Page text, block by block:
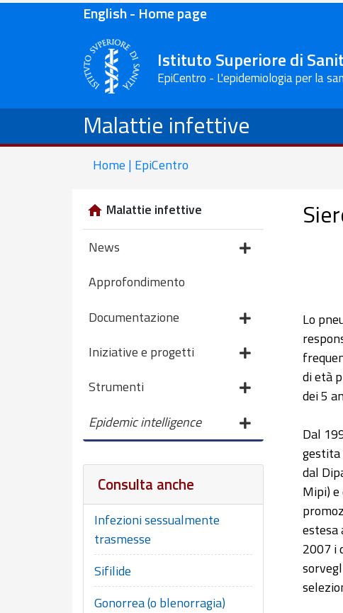
English - Home page
Istituto Superiore di
EpiCentro - L'epidemiologia per la
Malattie infettive
Home | EpiCentro
Malattie infettive
News
Approfondimento
Documentazione
Iniziative e progetti
Strumenti
Epidemic intelligence
Consulta anche
Infezioni sessualmente
trasmesse
Sifilide
Gonorrea (o blenorragia)
Lo
di età
dei 5
Dal
gestita
dal
Mipi)
estesa
2007 i